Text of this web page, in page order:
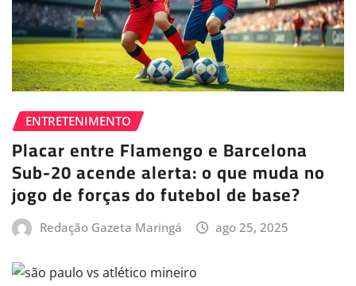
ENTRETENIMENTO
Placar entre Flamengo e Barcelona
Sub-20 acende alerta: o que muda no
jogo de forças do futebol de base?
Redação Gazeta Maringá ago 25, 2025